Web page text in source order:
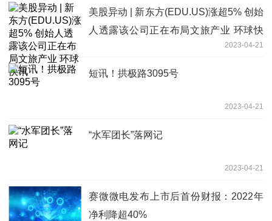
美股异动 | 新东方(EDU.US)涨超5% 创始
人透露该公司正在布局文旅产业 环球快
2023-04-21
短讯！拱极路3095号
2023-04-21
“水军团长”落网记
2023-04-21
赛微微电发布上市后首份财报：2022年
净利降超40%